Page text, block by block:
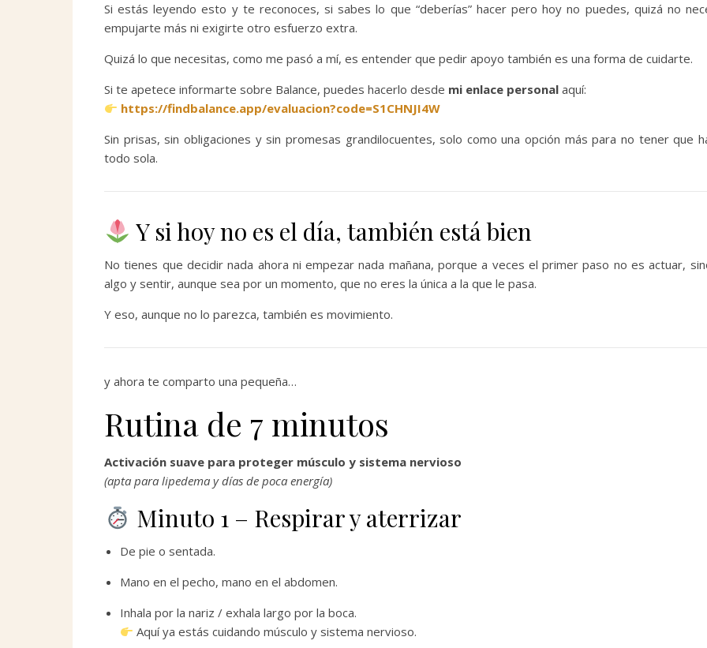
Si estás leyendo esto y te reconoces, si sabes lo que “deberías” hacer pero hoy no puedes, quizá no
empujarte más ni exigirte otro esfuerzo extra.
Quizá lo que necesitas, como me pasó a mí, es entender que pedir apoyo también es una forma de cuidarte.
Si te apetece informarte sobre Balance, puedes hacerlo desde mi enlace personal aquí:
https://findbalance.app/evaluacion?code=S1CHNJI4W
Sin prisas, sin obligaciones y sin promesas grandilocuentes, solo como una opción más para no tener que
todo sola.
Y si hoy no es el día, también está bien
No tienes que decidir nada ahora ni empezar nada mañana, porque a veces el primer paso no es actuar,
algo y sentir, aunque sea por un momento, que no eres la única a la que le pasa.
Y eso, aunque no lo parezca, también es movimiento.
y ahora te comparto una pequeña…
Rutina de 7 minutos
Activación suave para proteger músculo y sistema nervioso
(apta para lipedema y días de poca energía)
Minuto 1 – Respirar y aterrizar
De pie o sentada.
Mano en el pecho, mano en el abdomen.
Inhala por la nariz / exhala largo por la boca.
Aquí ya estás cuidando músculo y sistema nervioso.